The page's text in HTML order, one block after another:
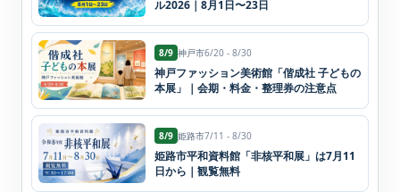
ル2026｜8月1日〜23日
8/9 神戸市6/20 - 8/30
神戸ファッション美術館「偕成社 子どもの
本展」｜会期・料金・整理券の注意点
8/9 姫路市7/11 - 8/30
姫路市平和資料館「非核平和展」は7月11
日から｜観覧無料